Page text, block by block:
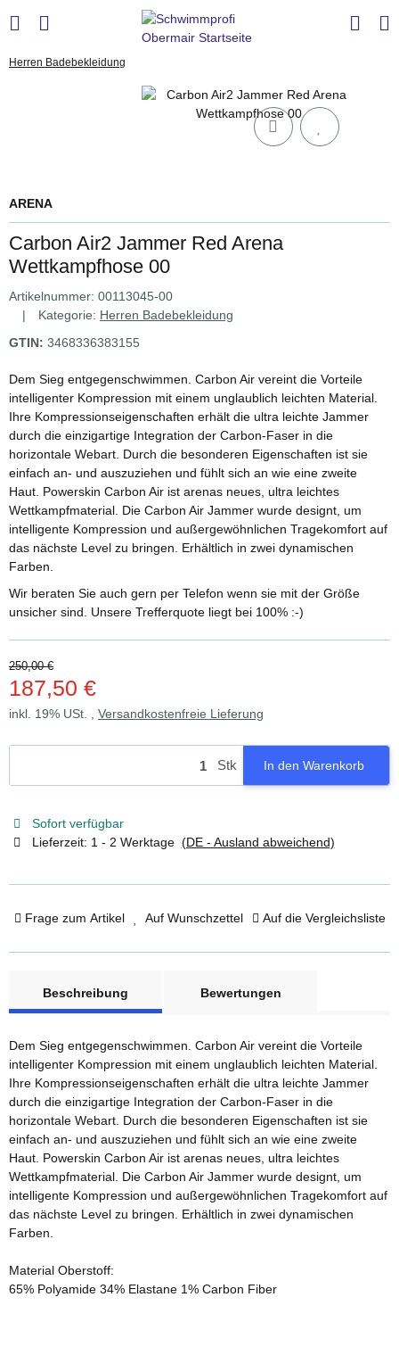
Herren Badebekleidung
ARENA
Carbon Air2 Jammer Red Arena
Wettkampfhose 00
Artikelnummer: 00113045-00
Kategorie: Herren Badebekleidung
GTIN: 3468336383155
Dem Sieg entgegenschwimmen. Carbon Air vereint die Vorteile
intelligenter Kompression mit einem unglaublich leichten Material.
Ihre Kompressionseigenschaften erhält die ultra leichte Jammer
durch die einzigartige Integration der Carbon-Faser in die
horizontale Webart. Durch die besonderen Eigenschaften ist sie
einfach an- und auszuziehen und fühlt sich an wie eine zweite
Haut. Powerskin Carbon Air ist arenas neues, ultra leichtes
Wettkampfmaterial. Die Carbon Air Jammer wurde designt, um
intelligente Kompression und außergewöhnlichen Tragekomfort auf
das nächste Level zu bringen. Erhältlich in zwei dynamischen
Farben.
Wir beraten Sie auch gern per Telefon wenn sie mit der Größe
unsicher sind. Unsere Trefferquote liegt bei 100% :-)
250,00 €
187,50 €
inkl. 19% USt. , Versandkostenfreie Lieferung
Stk In den Warenkorb
Sofort verfügbar
Lieferzeit: 1 - 2 Werktage (DE - Ausland abweichend)
Frage zum Artikel Auf Wunschzettel Auf die Vergleichsliste
Beschreibung
Bewertungen
Dem Sieg entgegenschwimmen. Carbon Air vereint die Vorteile
intelligenter Kompression mit einem unglaublich leichten Material.
Ihre Kompressionseigenschaften erhält die ultra leichte Jammer
durch die einzigartige Integration der Carbon-Faser in die
horizontale Webart. Durch die besonderen Eigenschaften ist sie
einfach an- und auszuziehen und fühlt sich an wie eine zweite
Haut. Powerskin Carbon Air ist arenas neues, ultra leichtes
Wettkampfmaterial. Die Carbon Air Jammer wurde designt, um
intelligente Kompression und außergewöhnlichen Tragekomfort auf
das nächste Level zu bringen. Erhältlich in zwei dynamischen
Farben.
Material Oberstoff:
65% Polyamide 34% Elastane 1% Carbon Fiber